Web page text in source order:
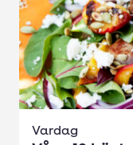
Vardag